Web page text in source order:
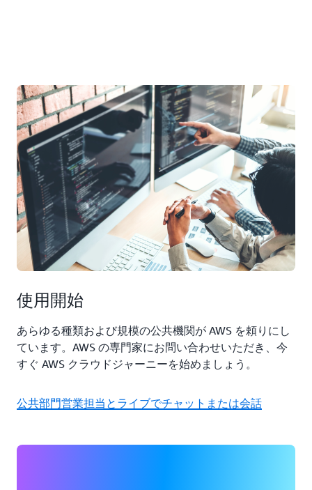
使用開始
あらゆる種類および規模の公共機関が AWS を頼りにし
ています。AWS の専門家にお問い合わせいただき、今
すぐ AWS クラウドジャーニーを始めましょう。
公共部門営業担当とライブでチャットまたは会話